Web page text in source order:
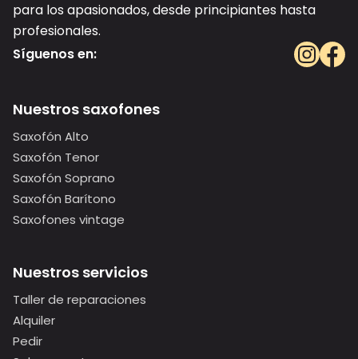
para los apasionados, desde principiantes hasta
profesionales.
Síguenos en:
Nuestros saxofones
Saxofón Alto
Saxofón Tenor
Saxofón Soprano
Saxofón Barítono
Saxofones vintage
Nuestros servicios
Taller de reparaciones
Alquiler
Pedir